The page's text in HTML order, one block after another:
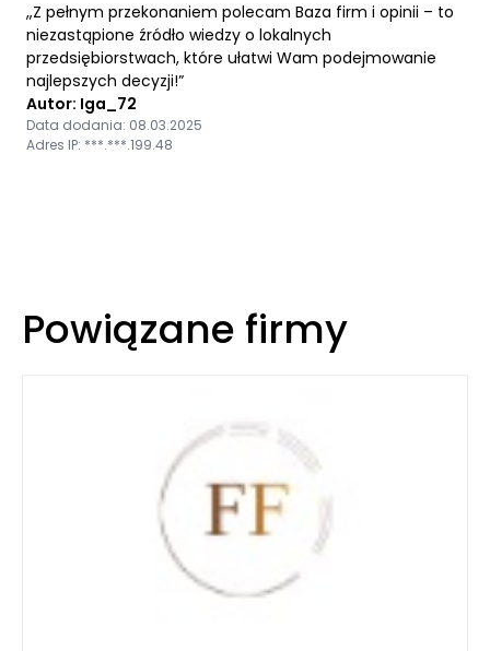
„Z pełnym przekonaniem polecam Baza firm i opinii – to
niezastąpione źródło wiedzy o lokalnych
przedsiębiorstwach, które ułatwi Wam podejmowanie
najlepszych decyzji!”
Autor: Iga_72
Data dodania: 08.03.2025
Adres IP: ***.***.199.48
Powiązane firmy